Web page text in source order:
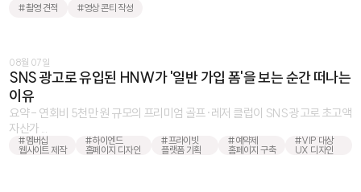
#촬영 견적 #영상 콘티 작성
08월 07일
SNS 광고로 유입된 HNW가 '일반 가입 폼'을 보는 순간 떠나는
이유
요약 - 연회비 5천만 원 규모의 프리미엄 골프·레저 클럽이 SNS 광고로 초고액
자산가 ...
#멤버십
웹사이트 제작
#하이엔드
홈페이지 디자인
#프라이빗
플랫폼 기획
#예약제
홈페이지 구축
#VIP 대상
UX 디자인